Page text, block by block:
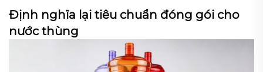
Định nghĩa lại tiêu chuẩn đóng gói cho
nước thùng